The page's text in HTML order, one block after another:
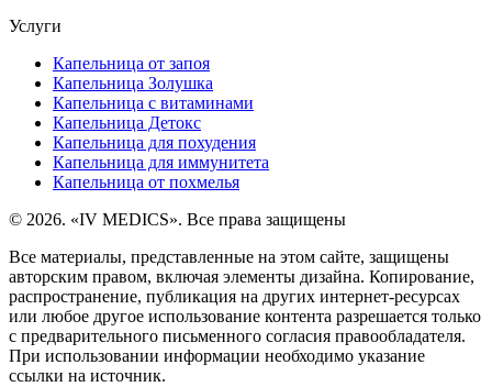
Услуги
Капельница от запоя
Капельница Золушка
Капельница с витаминами
Капельница Детокс
Капельница для похудения
Капельница для иммунитета
Капельница от похмелья
© 2026. «IV MEDICS». Все права защищены
Все материалы, представленные на этом сайте, защищены
авторским правом, включая элементы дизайна. Копирование,
распространение, публикация на других интернет-ресурсах
или любое другое использование контента разрешается только
с предварительного письменного согласия правообладателя.
При использовании информации необходимо указание
ссылки на источник.